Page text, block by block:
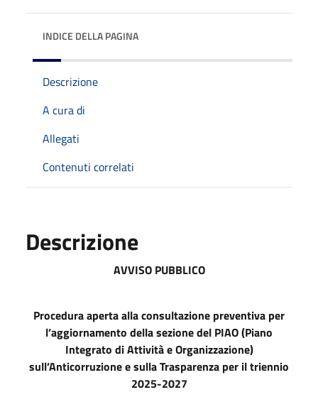
INDICE DELLA PAGINA
Descrizione
A cura di
Allegati
Contenuti correlati
Descrizione
AVVISO PUBBLICO
Procedura aperta alla consultazione preventiva per
l’aggiornamento della sezione del PIAO (Piano
Integrato di Attività e Organizzazione)
sull’Anticorruzione e sulla Trasparenza per il triennio
2025-2027